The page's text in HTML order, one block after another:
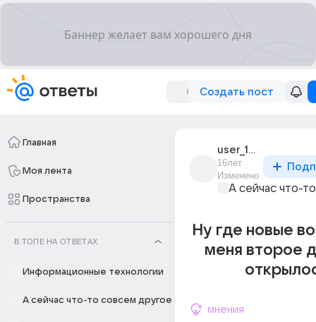
Создать пост
Главная
Моя лента
Пространства
В ТОПЕ НА ОТВЕТАХ
Информационные технологии
А сейчас что-то совсем другое
user_14846882
16лет
Изменено
А сейчас что-
Ну где новые
меня второе
мнения